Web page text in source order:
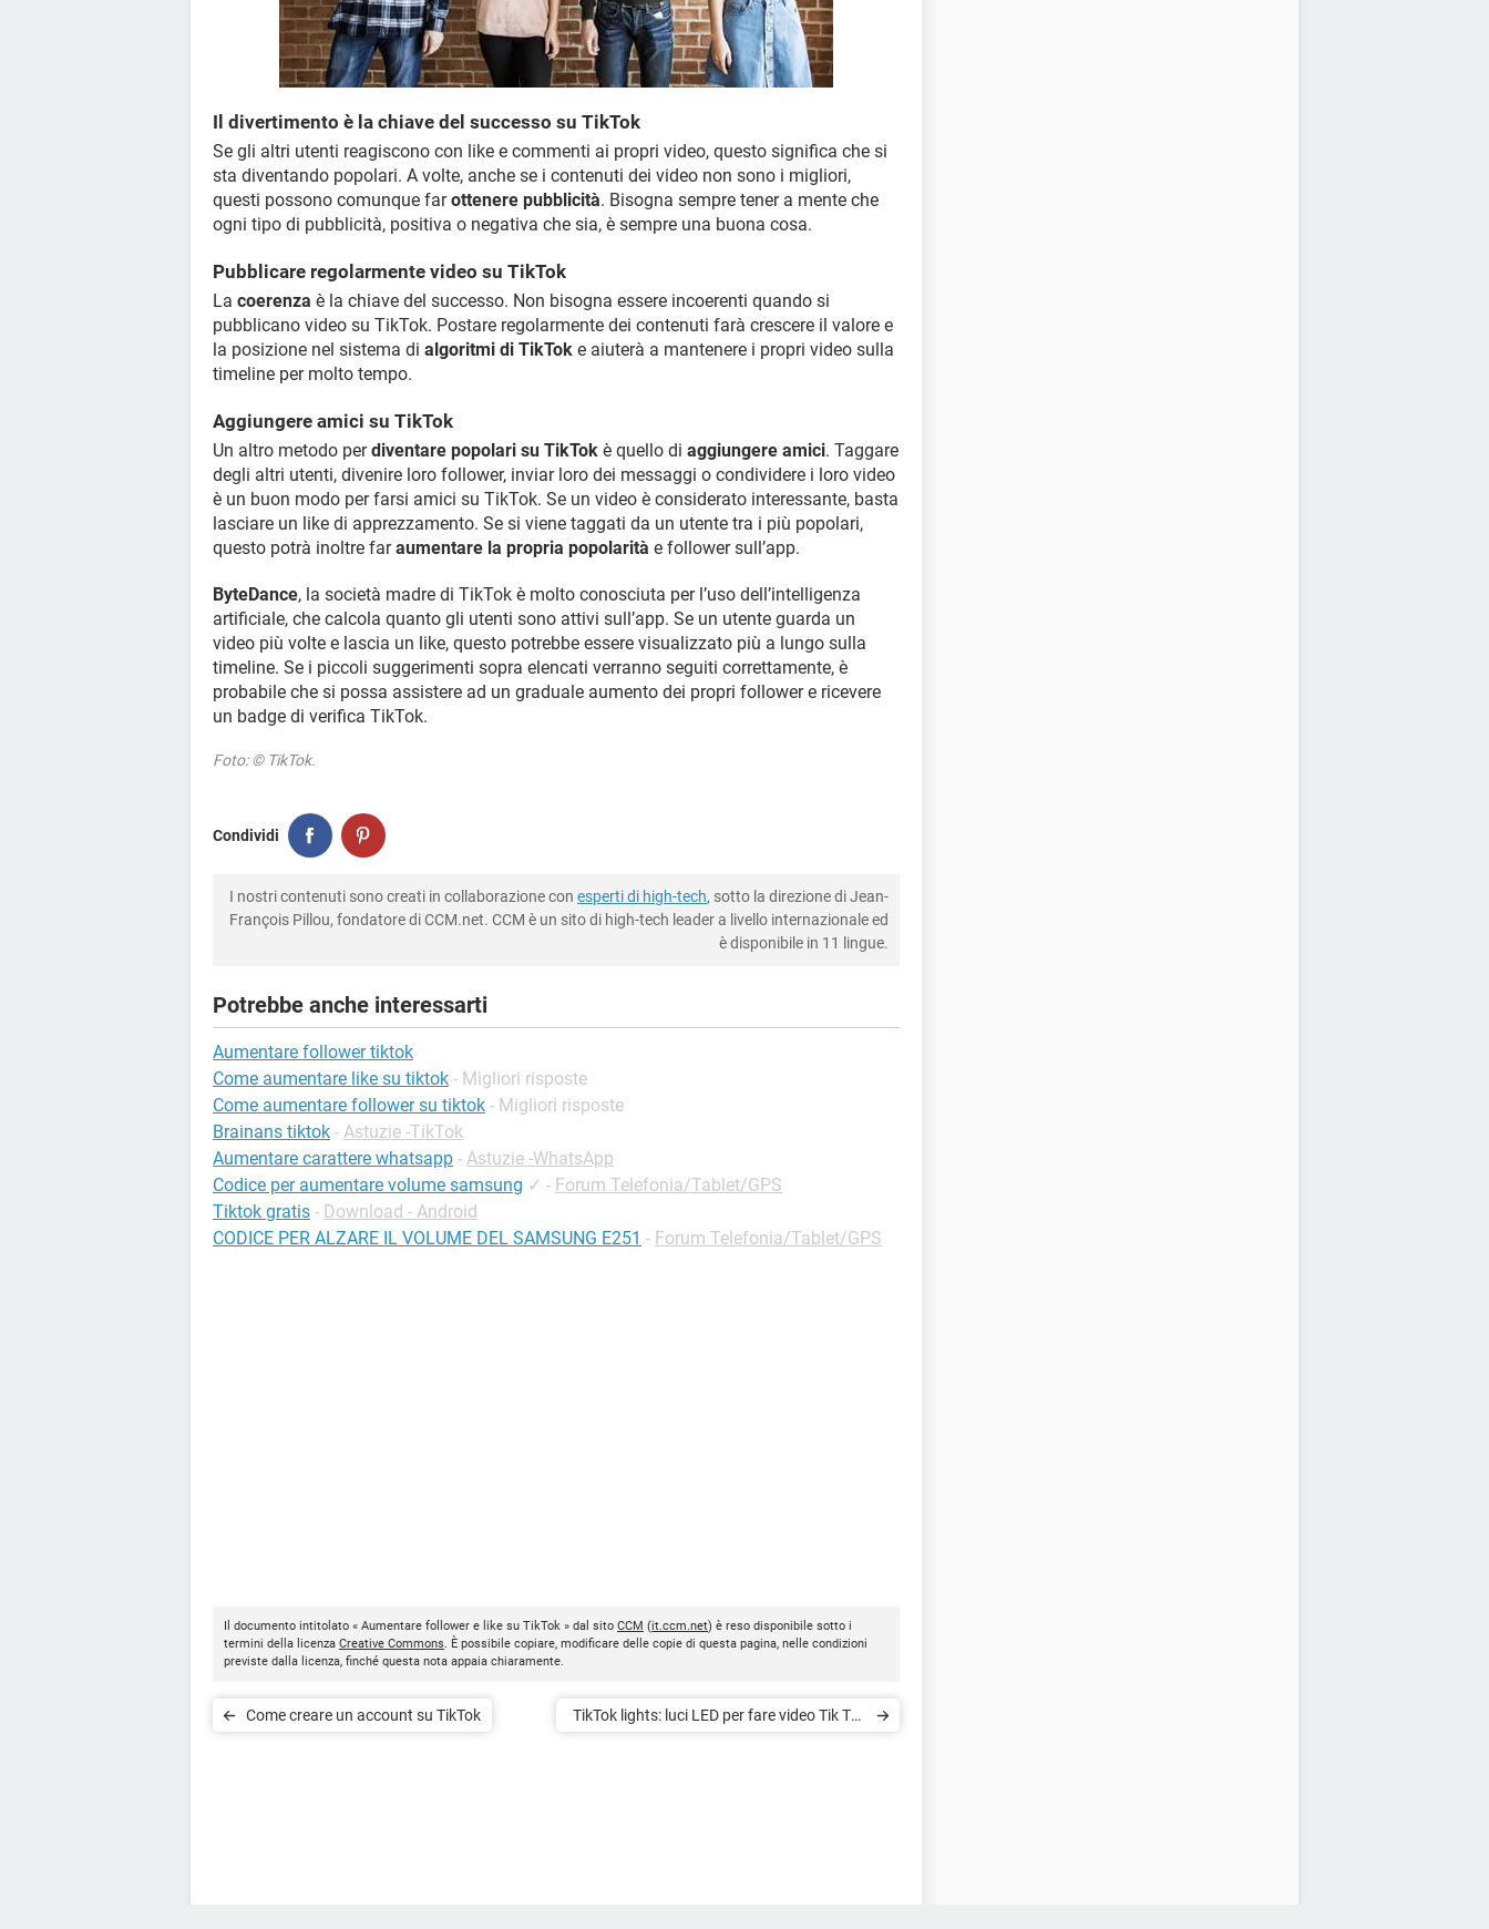
Il divertimento è la chiave del successo su TikTok
Se gli altri utenti reagiscono con like e commenti ai propri video, questo significa che si
sta diventando popolari. A volte, anche se i contenuti dei video non sono i migliori,
questi possono comunque farottenere pubblicità. Bisogna sempre tener a mente che
ogni tipo di pubblicità, positiva o negativa che sia, è sempre una buona cosa.
Pubblicare regolarmente video su TikTok
La coerenza è la chiave del successo. Non bisogna essere incoerenti quando si
pubblicano video su TikTok. Postare regolarmente dei contenuti farà crescere il valore e
la posizione nel sistema di algoritmi di TikTok e aiuterà a mantenere i propri video sulla
timeline per molto tempo.
Aggiungere amici su TikTok
Un altro metodo perdiventare popolari su TikTok è quello di aggiungere amici. Taggare
degli altri utenti, divenire loro follower, inviar loro dei messaggi o condividere i loro video
è un buon modo per farsi amici su TikTok. Se un video è considerato interessante, basta
lasciare un like di apprezzamento. Se si viene taggati da un utente tra i più popolari,
questo potrà inoltre faraumentare la propria popolarità e follower sull’app.
ByteDance, la società madre di TikTok è molto conosciuta per l’uso dell’intelligenza
artificiale, che calcola quanto gli utenti sono attivi sull’app. Se un utente guarda un
video più volte e lascia un like, questo potrebbe essere visualizzato più a lungo sulla
timeline. Se i piccoli suggerimenti sopra elencati verranno seguiti correttamente, è
probabile che si possa assistere ad un graduale aumento dei propri follower e ricevere
un badge di verifica TikTok.
Foto: © TikTok.
Condividi
I nostri contenuti sono creati in collaborazione con esperti di high-tech, sotto la direzione di Jean-
François Pillou, fondatore di CCM.net. CCM è un sito di high-tech leader a livello internazionale ed
è disponibile in 11 lingue.
Potrebbe anche interessarti
Aumentare follower tiktok
Come aumentare like su tiktok - Migliori risposte
Come aumentare follower su tiktok - Migliori risposte
Brainans tiktok - Astuzie -TikTok
Aumentare carattere whatsapp - Astuzie -WhatsApp
Codice per aumentare volume samsung ✓ - Forum Telefonia/Tablet/GPS
Tiktok gratis - Download - Android
CODICE PER ALZARE IL VOLUME DEL SAMSUNG E251 - Forum Telefonia/Tablet/GPS
Il documento intitolato « Aumentare follower e like su TikTok » dal sito CCM (it.ccm.net) è reso disponibile sotto i
termini della licenza Creative Commons. È possibile copiare, modificare delle copie di questa pagina, nelle condizioni
previste dalla licenza, finché questa nota appaia chiaramente.
Come creare un account su TikTok
TikTok lights: luci LED per fare video Tik Tok